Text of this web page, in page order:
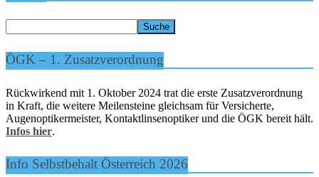
ÖGK – 1. Zusatzverordnung
Rückwirkend mit 1. Oktober 2024 trat die erste Zusatzverordnung
in Kraft, die weitere Meilensteine gleichsam für Versicherte,
Augenoptikermeister, Kontaktlinsenoptiker und die ÖGK bereit hält.
Infos hier.
Info Selbstbehalt Österreich 2026